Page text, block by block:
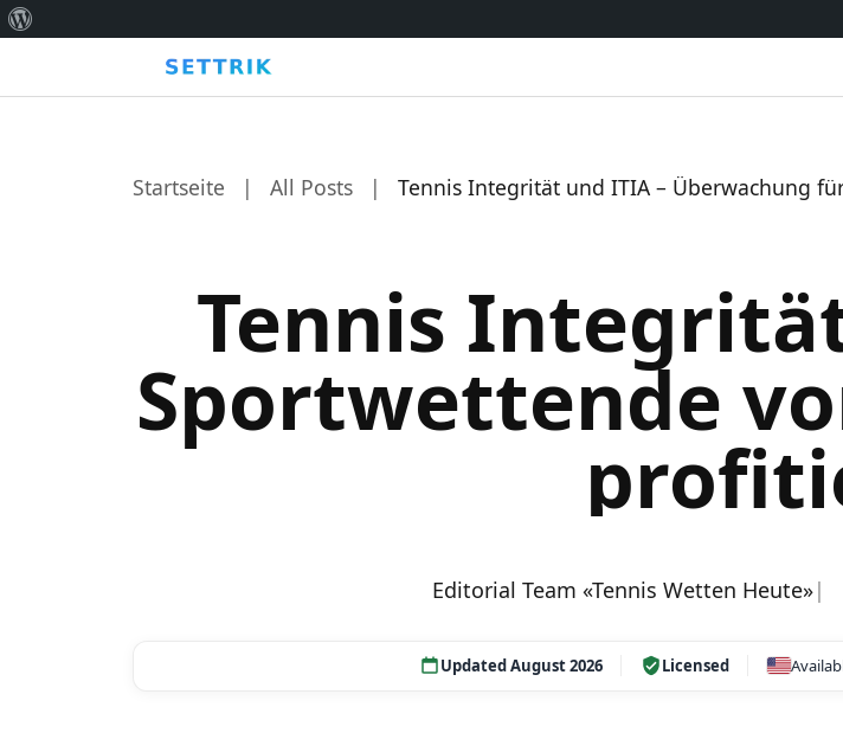
Startseite | All Posts | Tennis Integrität und ITIA – Überwachung
Tennis
Sportwettende
Editorial Team «Tennis Wetten Heute»
Updated August 2026 Licensed